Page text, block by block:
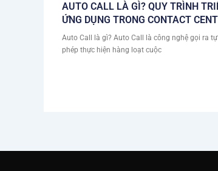
AUTO CALL LÀ GÌ? QUY TRÌNH
ỨNG DỤNG TRONG CONTACT
Auto Call là gì? Auto Call là công nghệ gọi ra
phép thực hiện hàng loạt cuộc